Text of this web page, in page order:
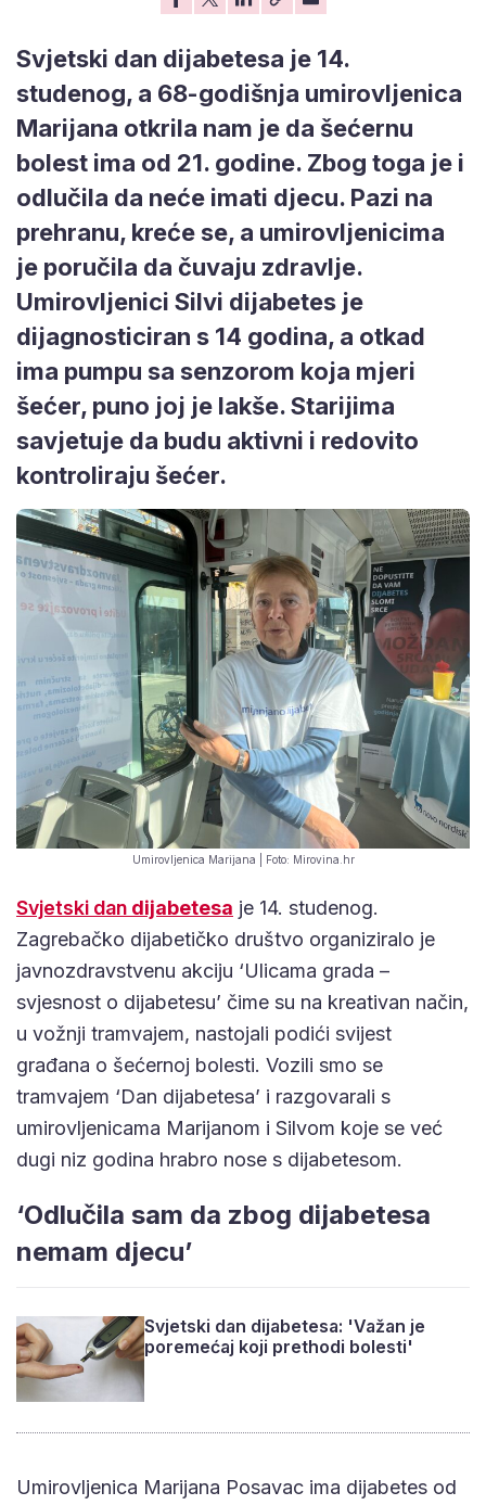
Svjetski dan dijabetesa je 14.
studenog, a 68-godišnja umirovljenica
Marijana otkrila nam je da šećernu
bolest ima od 21. godine. Zbog toga je i
odlučila da neće imati djecu. Pazi na
prehranu, kreće se, a umirovljenicima
je poručila da čuvaju zdravlje.
Umirovljenici Silvi dijabetes je
dijagnosticiran s 14 godina, a otkad
ima pumpu sa senzorom koja mjeri
šećer, puno joj je lakše. Starijima
savjetuje da budu aktivni i redovito
kontroliraju šećer.
Umirovljenica Marijana | Foto: Mirovina.hr
Svjetski dan dijabetesa je 14. studenog.
Zagrebačko dijabetičko društvo organiziralo je
javnozdravstvenu akciju ‘Ulicama grada –
svjesnost o dijabetesu’ čime su na kreativan način,
u vožnji tramvajem, nastojali podići svijest
građana o šećernoj bolesti. Vozili smo se
tramvajem ‘Dan dijabetesa’ i razgovarali s
umirovljenicama Marijanom i Silvom koje se već
dugi niz godina hrabro nose s dijabetesom.
‘Odlučila sam da zbog dijabetesa
nemam djecu’
Svjetski dan dijabetesa: 'Važan je
poremećaj koji prethodi bolesti'
Umirovljenica Marijana Posavac ima dijabetes od